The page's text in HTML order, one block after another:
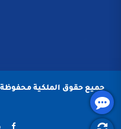
جميع حقوق الملكية محفوظة